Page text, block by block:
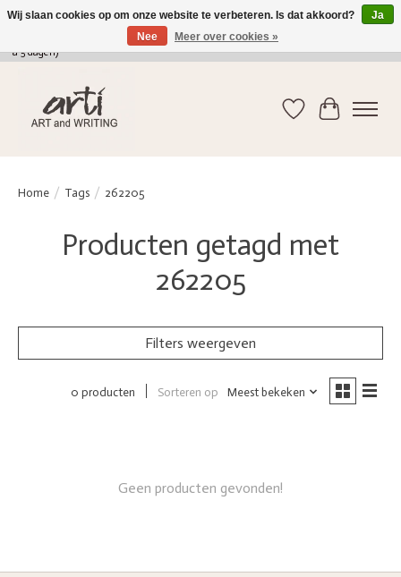
verkoop@arti-artandwriting.be/ +32 (0)471 41 82 41 / GRATIS verzending > 75 euro (2
a 5 dagen)
Verlanglijst
Home / Tags / 262205
Producten getagd met
262205
Filters weergeven
0 producten Sorteren op Meest bekeken
Geen producten gevonden!
Wij slaan cookies op om onze website te verbeteren. Is dat akkoord?
Ja
Nee
Meer over cookies »